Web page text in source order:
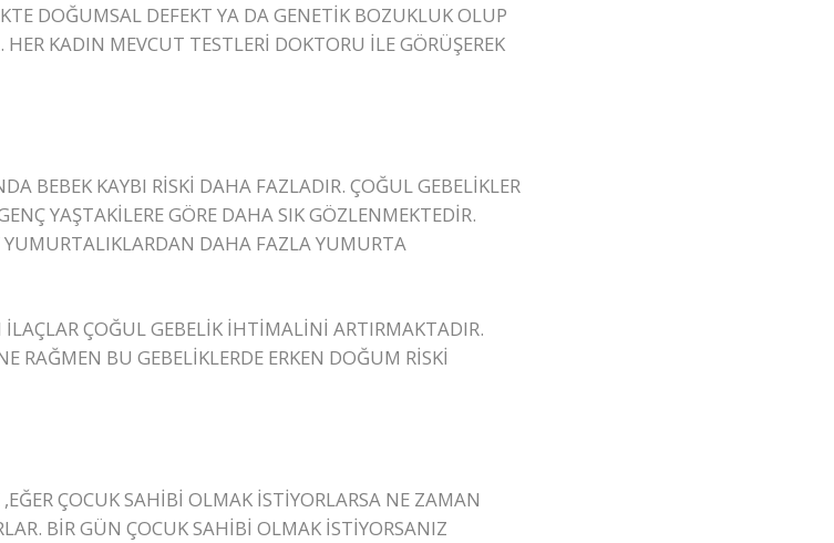
DOĞUMSAL DEFEKT YA DA GENETİK BOZUKLUK OLUP
KADIN MEVCUT TESTLERİ DOKTORU İLE GÖRÜŞEREK
BEBEK KAYBI RİSKİ DAHA FAZLADIR. ÇOĞUL GEBELİKLER
YAŞTAKİLERE GÖRE DAHA SIK GÖZLENMEKTEDİR.
DAHA FAZLA YUMURTA
ÇOĞUL GEBELİK İHTİMALİNİ ARTIRMAKTADIR.
RAĞMEN BU GEBELİKLERDE ERKEN DOĞUM RİSKİ
ÇOCUK SAHİBİ OLMAK İSTİYORLARSA NE ZAMAN
BİR GÜN ÇOCUK SAHİBİ OLMAK İSTİYORSANIZ